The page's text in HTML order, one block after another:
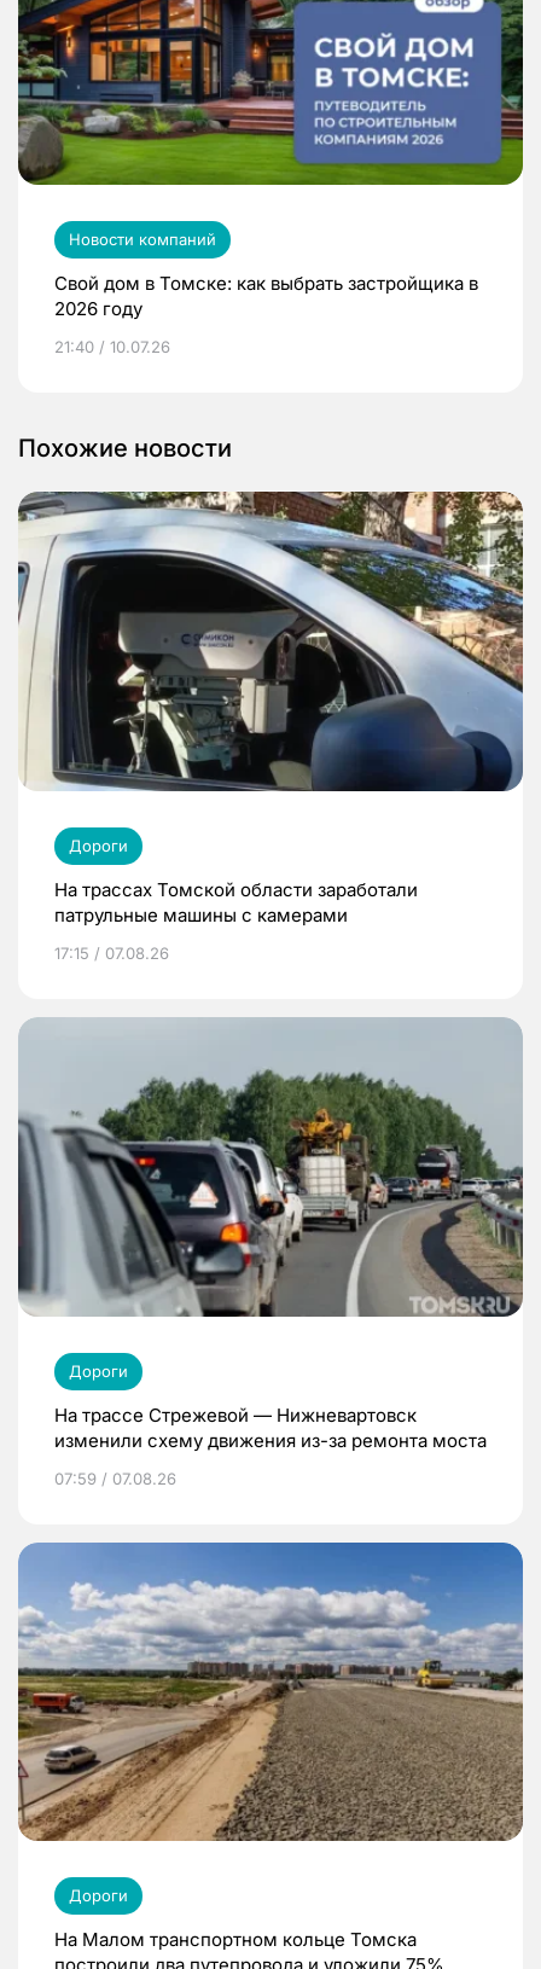
Новости компаний
Свой дом в Томске: как выбрать застройщика в
2026 году
21:40 / 10.07.26
Похожие новости
Дороги
На трассах Томской области заработали
патрульные машины с камерами
17:15 / 07.08.26
Дороги
На трассе Стрежевой — Нижневартовск
изменили схему движения из-за ремонта моста
07:59 / 07.08.26
Дороги
На Малом транспортном кольце Томска